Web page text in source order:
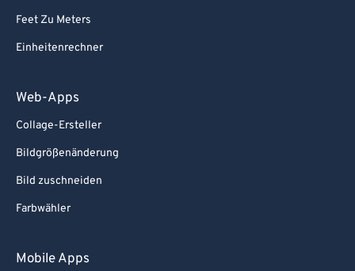
Feet Zu Meters
Einheitenrechner
Web-Apps
Collage-Ersteller
Bildgrößenänderung
Bild zuschneiden
Farbwähler
Mobile Apps